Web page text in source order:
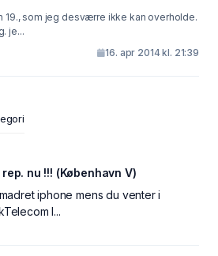
19., som jeg desværre ikke kan overholde.
je...
16. apr 2014 kl. 21:39
nu !!! (København V)
iphone mens du venter i
I...